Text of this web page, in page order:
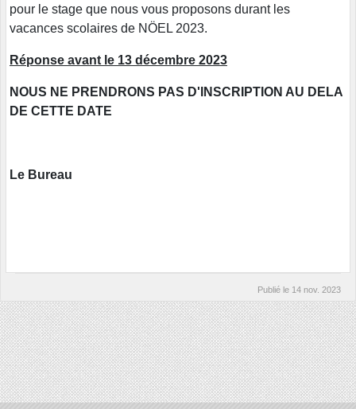
pour le stage que nous vous proposons durant les
vacances scolaires de NÖEL 2023.
Réponse avant le 13 décembre 2023
NOUS NE PRENDRONS PAS D'INSCRIPTION AU DELA
DE CETTE DATE
Le Bureau
Publié le 14 nov. 2023